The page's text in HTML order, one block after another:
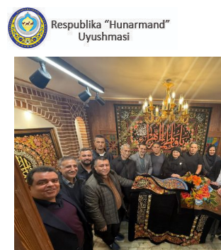
Bosh
Sahifa
Uyushma
Haqida
Tadbirlar
Milliy
Katalog
Matbuot